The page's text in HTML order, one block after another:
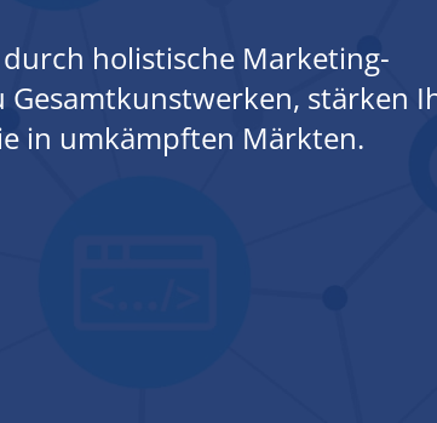
holistische Marketing-
stärken
in umkämpften Märkten.